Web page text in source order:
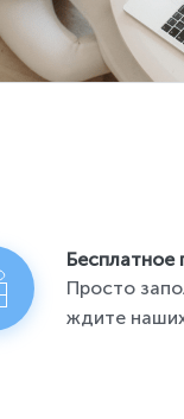
Бесплатное
Просто
ждите